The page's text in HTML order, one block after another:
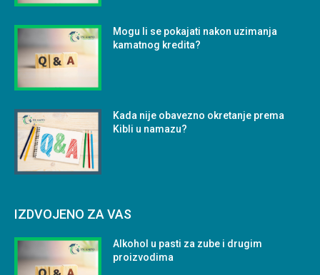
Mogu li se pokajati nakon uzimanja
kamatnog kredita?
Kada nije obavezno okretanje prema
Kibli u namazu?
IZDVOJENO ZA VAS
Alkohol u pasti za zube i drugim
proizvodima